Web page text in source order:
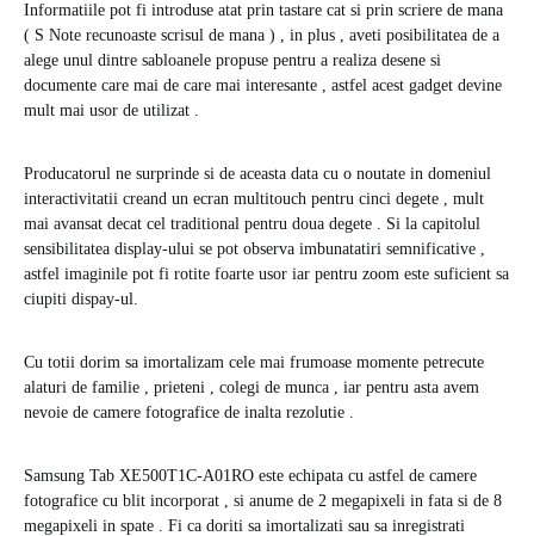
Informatiile pot fi introduse atat prin tastare cat si prin scriere de mana
( S Note recunoaste scrisul de mana ) , in plus , aveti posibilitatea de a
alege unul dintre sabloanele propuse pentru a realiza desene si
documente care mai de care mai interesante , astfel acest gadget devine
mult mai usor de utilizat .
Producatorul ne surprinde si de aceasta data cu o noutate in domeniul
interactivitatii creand un ecran multitouch pentru cinci degete , mult
mai avansat decat cel traditional pentru doua degete . Si la capitolul
sensibilitatea display-ului se pot observa imbunatatiri semnificative ,
astfel imaginile pot fi rotite foarte usor iar pentru zoom este suficient sa
ciupiti dispay-ul.
Cu totii dorim sa imortalizam cele mai frumoase momente petrecute
alaturi de familie , prieteni , colegi de munca , iar pentru asta avem
nevoie de camere fotografice de inalta rezolutie .
Samsung Tab XE500T1C-A01RO este echipata cu astfel de camere
fotografice cu blit incorporat , si anume de 2 megapixeli in fata si de 8
megapixeli in spate . Fi ca doriti sa imortalizati sau sa inregistrati